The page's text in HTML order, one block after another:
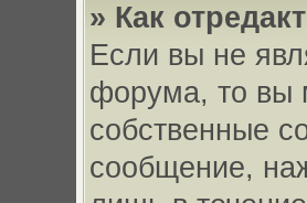
» Как
Если вы не
форума, то вы
собственные
сообщение,